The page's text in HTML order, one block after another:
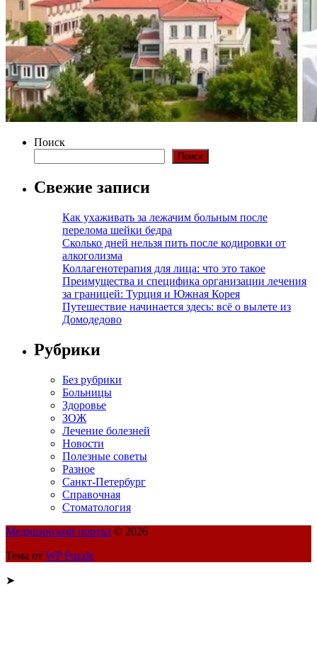
Поиск
Поиск
Свежие записи
Как ухаживать за лежачим больным после
перелома шейки бедра
Сколько дней нельзя пить после кодировки от
алкоголизма
Коллагенотерапия для лица: что это такое
Преимущества и специфика организации лечения
за границей: Турция и Южная Корея
Путешествие начинается здесь: всё о вылете из
Домодедово
Рубрики
Без рубрики
Больницы
Здоровье
ЗОЖ
Лечение болезней
Новости
Полезные советы
Разное
Санкт-Петербург
Справочная
Стоматология
Медицинский портал © 2026
Тема от WP Puzzle
➤